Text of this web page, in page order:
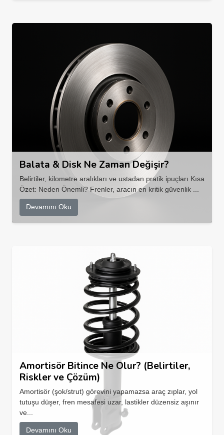
Balata & Disk Ne Zaman Değişir?
Belirtiler, kilometre aralıkları ve ustadan pratik ipuçları Kısa
Özet: Neden Önemli? Frenler, aracın en kritik güvenlik ...
Devamını Oku
Amortisör Bitince Ne Olur? (Belirtiler,
Riskler ve Çözüm)
Amortisör (şok/strut) görevini yapamazsa araç zıplar, yol
tutuşu düşer, fren mesafesi uzar, lastikler düzensiz aşınır
ve...
Devamını Oku